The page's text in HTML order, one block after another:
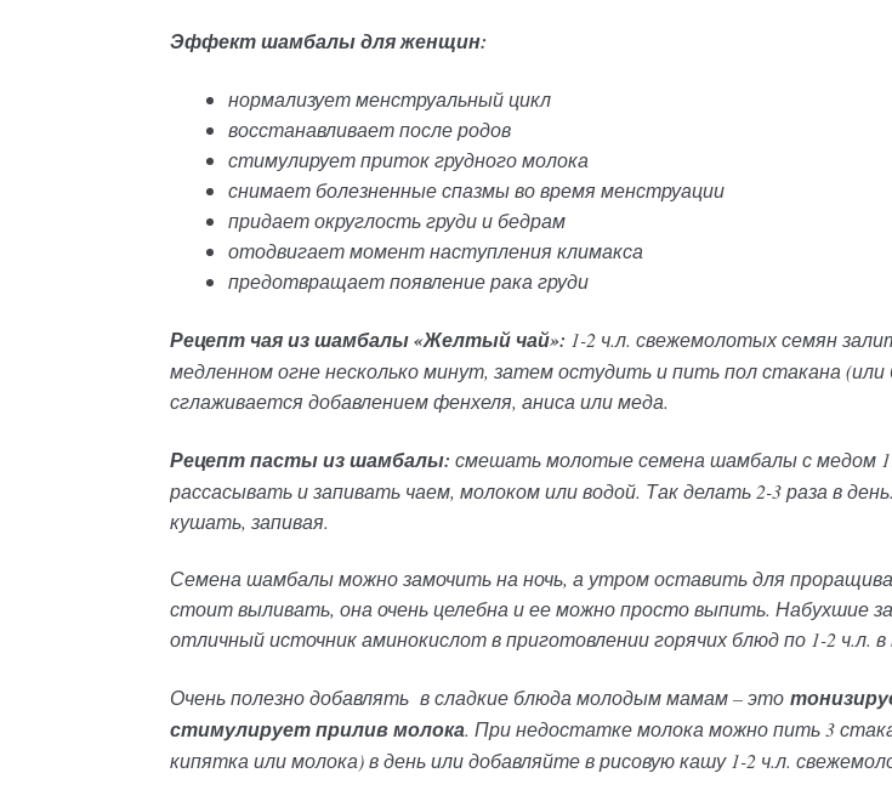
Эффект шамбалы для женщин:
нормализует менструальный цикл
восстанавливает после родов
стимулирует приток грудного молока
снимает болезненные спазмы во время менструации
придает округлость груди и бедрам
отодвигает момент наступления климакса
предотвращает появление рака груди
Рецепт чая из шамбалы «Желтый чай»: 1-2 ч.л. свежемолотых семян
медленном огне несколько минут, затем остудить и пить пол стакана (или
сглаживается добавлением фенхеля, аниса или меда.
Рецепт пасты из шамбалы:смешать молотые семена шамбалы с медом
рассасывать и запивать чаем, молоком или водой. Так делать 2-3 раза в
кушать, запивая.
Семена шамбалы можно замочить на ночь, а утром оставить для
стоит выливать, она очень целебна и ее можно просто выпить. Набухшие
отличный источник аминокислот в приготовлении горячих блюд по 1-2 ч.л. в
Очень полезно добавлять в сладкие блюда молодым мамам – это
стимулирует прилив молока. При недостатке молока можно пить 3
кипятка или молока) в день или добавляйте в рисовую кашу 1-2 ч.л.